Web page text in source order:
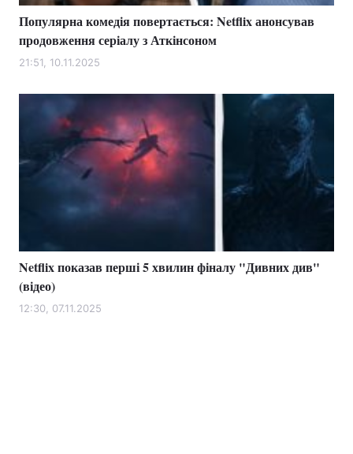
Популярна комедія повертається: Netflix анонсував
продовження серіалу з Аткінсоном
21:51, 10.11.2025
Netflix показав перші 5 хвилин фіналу "Дивних див"
(відео)
12:30, 07.11.2025